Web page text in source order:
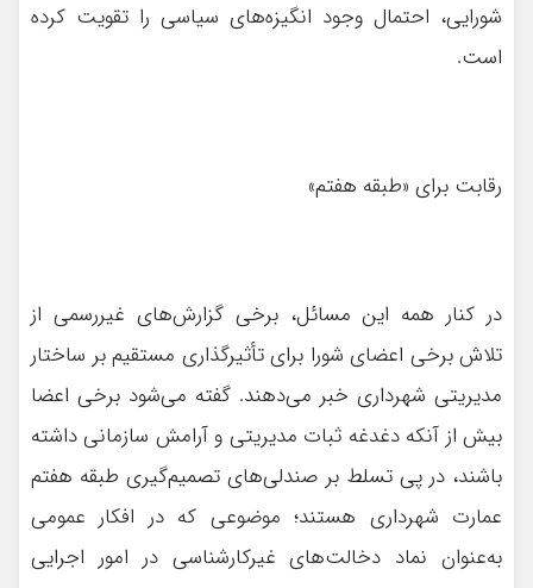
شورایی، احتمال وجود انگیزه‌های سیاسی را تقویت کرده
است.
رقابت برای «طبقه هفتم»
در کنار همه این مسائل، برخی گزارش‌های غیررسمی از
تلاش برخی اعضای شورا برای تأثیرگذاری مستقیم بر ساختار
مدیریتی شهرداری خبر می‌دهند. گفته می‌شود برخی اعضا
بیش از آنکه دغدغه ثبات مدیریتی و آرامش سازمانی داشته
باشند، در پی تسلط بر صندلی‌های تصمیم‌گیری طبقه هفتم
عمارت شهرداری هستند؛ موضوعی که در افکار عمومی
به‌عنوان نماد دخالت‌های غیرکارشناسی در امور اجرایی